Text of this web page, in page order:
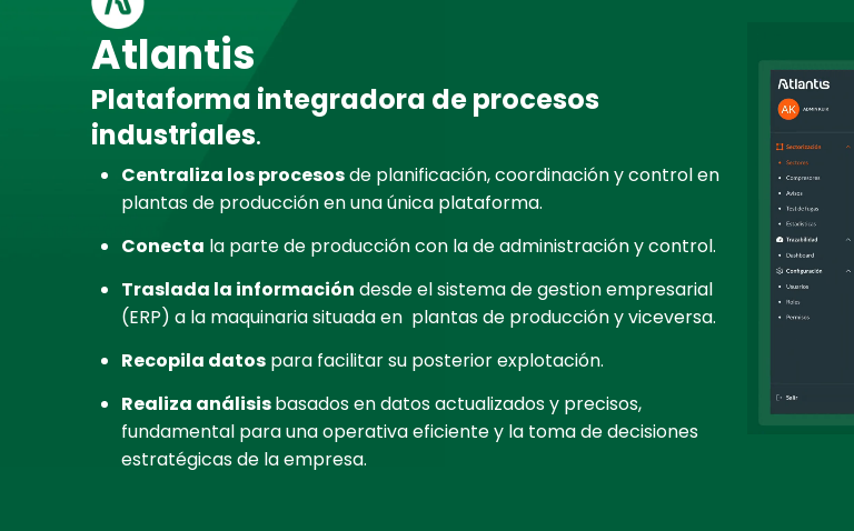
Atlantis
Plataforma integradora de procesos
industriales.
Centraliza los procesosde planificación, coordinación y control en
plantas de producción en una única plataforma.
Conecta la parte de producción con la de administración y control.
Traslada la información desde el sistema de gestion empresarial
(ERP) a la maquinaria situada en plantas de producción y viceversa.
Recopila datos para facilitar su posterior explotación.
Realiza análisisbasados en datos actualizados y precisos,
fundamental para una operativa eficiente y la toma de decisiones
estratégicas de la empresa.